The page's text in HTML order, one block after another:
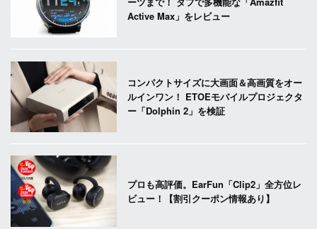
Active Max」をレビュー
コンパクトサイズに大画面＆高画質をオー
ルインワン！ ETOEモバイルプロジェクタ
ー「Dolphin 2」を検証
プロも高評価。EarFun「Clip2」全方位レ
ビュー！【割引クーポン情報あり】